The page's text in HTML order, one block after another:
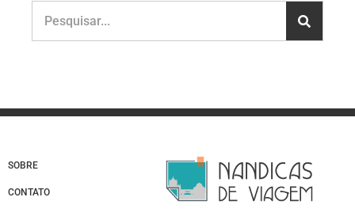
SOBRE
CONTATO